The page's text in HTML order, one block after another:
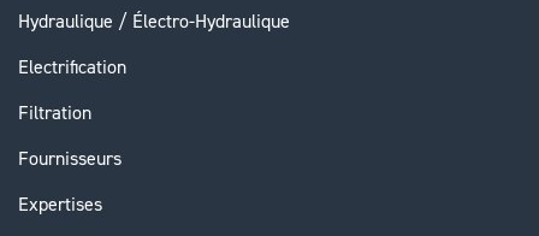
Hydraulique / Électro-Hydraulique
Electrification
Filtration
Fournisseurs
Expertises